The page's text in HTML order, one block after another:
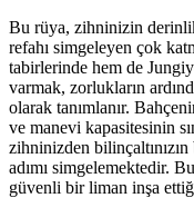
Bu rüya, zihninizin
refahı simgeleyen çok
tabirlerinde hem de
varmak, zorlukların
olarak tanımlanır.
ve manevi kapasitesinin
zihninizden bilinçaltınızın
adımı simgelemektedir.
güvenli bir liman inşa